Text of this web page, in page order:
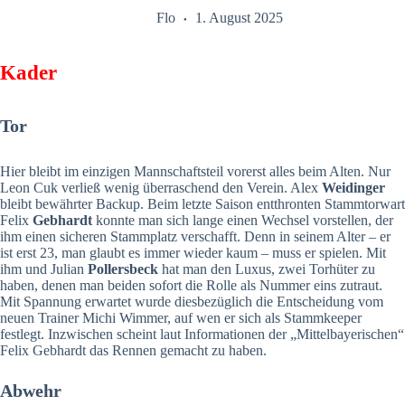
Flo
1. August 2025
Kader
Tor
Hier bleibt im einzigen Mannschaftsteil vorerst alles beim Alten. Nur
Leon Cuk verließ wenig überraschend den Verein. Alex Weidinger
bleibt bewährter Backup. Beim letzte Saison entthronten Stammtorwart
Felix Gebhardt konnte man sich lange einen Wechsel vorstellen, der
ihm einen sicheren Stammplatz verschafft. Denn in seinem Alter – er
ist erst 23, man glaubt es immer wieder kaum – muss er spielen. Mit
ihm und Julian Pollersbeck hat man den Luxus, zwei Torhüter zu
haben, denen man beiden sofort die Rolle als Nummer eins zutraut.
Mit Spannung erwartet wurde diesbezüglich die Entscheidung vom
neuen Trainer Michi Wimmer, auf wen er sich als Stammkeeper
festlegt. Inzwischen scheint laut Informationen der „Mittelbayerischen“
Felix Gebhardt das Rennen gemacht zu haben.
Abwehr